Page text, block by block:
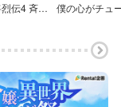
戦国武将烈伝4 斉藤道三